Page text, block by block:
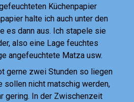
Küchenpapier
halte ich auch unter den
es dann aus. Ich stapele sie
also eine Lage feuchtes
angefeuchtete Matza usw.
gerne zwei Stunden so liegen
sollen nicht matschig werden,
gering. In der Zwischenzeit